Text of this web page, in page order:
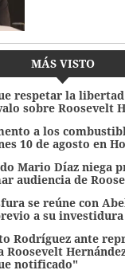
MÁS VISTO
respetar la
sobre Roosevelt
a los
10 de agosto en
Mario Díaz niega
audiencia de
se reúne con
a su investidura
Rodríguez ante
Roosevelt
notificado"